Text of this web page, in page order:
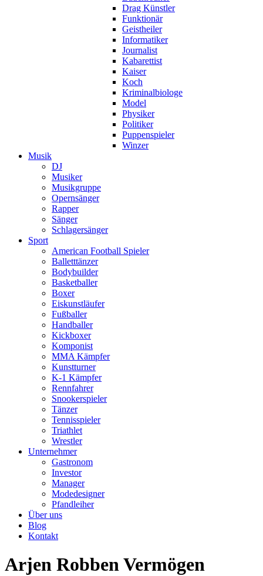
Drag Künstler
Funktionär
Geistheiler
Informatiker
Journalist
Kabarettist
Kaiser
Koch
Kriminalbiologe
Model
Physiker
Politiker
Puppenspieler
Winzer
Musik
DJ
Musiker
Musikgruppe
Opernsänger
Rapper
Sänger
Schlagersänger
Sport
American Football Spieler
Balletttänzer
Bodybuilder
Basketballer
Boxer
Eiskunstläufer
Fußballer
Handballer
Kickboxer
Komponist
MMA Kämpfer
Kunstturner
K-1 Kämpfer
Rennfahrer
Snookerspieler
Tänzer
Tennisspieler
Triathlet
Wrestler
Unternehmer
Gastronom
Investor
Manager
Modedesigner
Pfandleiher
Über uns
Blog
Kontakt
Arjen Robben Vermögen